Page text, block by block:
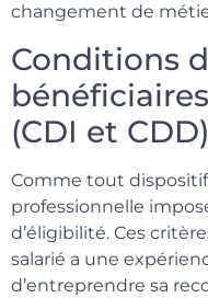
changement de
Conditions
(CDI et CDD)
Comme tout
professionnelle
d’éligibilité. Ces
salarié a une
d’entreprendre sa